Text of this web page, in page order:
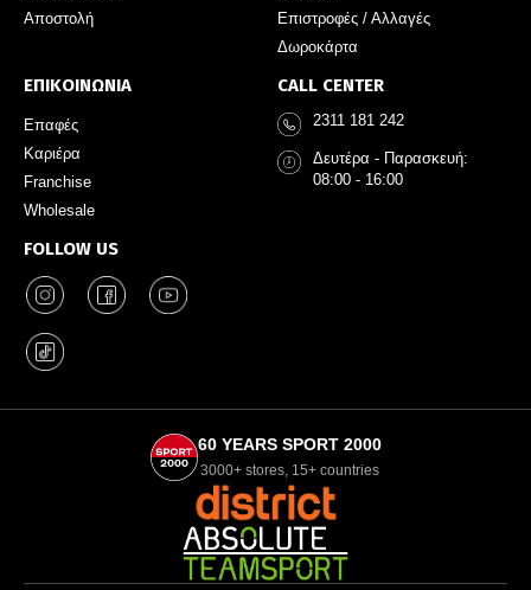
Αποστολή
Επιστροφές / Αλλαγές
Δωροκάρτα
ΕΠΙΚΟΙΝΩΝΙΑ
Επαφές
Καριέρα
Franchise
Wholesale
FOLLOW US
CALL CENTER
2311 181 242
Δευτέρα - Παρασκευή:
08:00 - 16:00
60 YEARS SPORT 2000
3000+ stores, 15+ countries